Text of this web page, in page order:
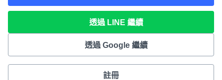
透過 LINE 繼續
透過 Google 繼續
註冊